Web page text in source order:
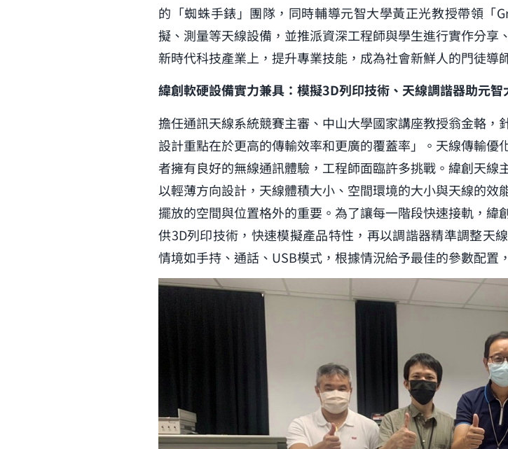
的「蜘蛛手錶」團隊，同時輔導元智大學黃正光教授帶領「
擬、測量等天線設備，並推派資深工程師與學生進行實作分享
新時代科技產業上，提升專業技能，成為社會新鮮人的門徒導
緯創軟硬設備實力兼具：模擬3D列印技術、天線調諧器助元智
擔任通訊天線系統競賽主審、中山大學國家講座教授翁金輅，
設計重點在於更高的傳輸效率和更廣的覆蓋率」。天線傳輸優
者擁有良好的無線通訊體驗，工程師面臨許多挑戰。緯創天線
以輕薄方向設計，天線體積大小、空間環境的大小與天線的效
擺放的空間與位置格外的重要。為了讓每一階段快速接軌，緯
供3D列印技術，快速模擬產品特性，再以調諧器精準調整天
情境如手持、通話、USB模式，根據情況給予最佳的參數配置